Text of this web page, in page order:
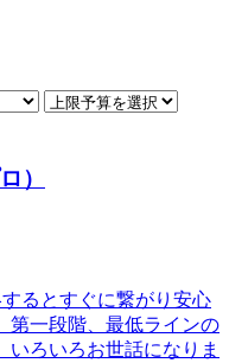
）
るとすぐに繋がり安心
第一段階、最低ラインの
いろいろお世話になりま